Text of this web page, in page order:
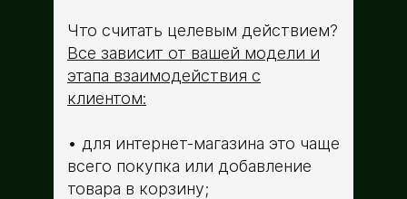
Что считать целевым действием?
Все зависит от вашей модели и
этапа взаимодействия с
клиентом:
для интернет-магазина это чаще
всего покупка или добавление
товара в корзину;